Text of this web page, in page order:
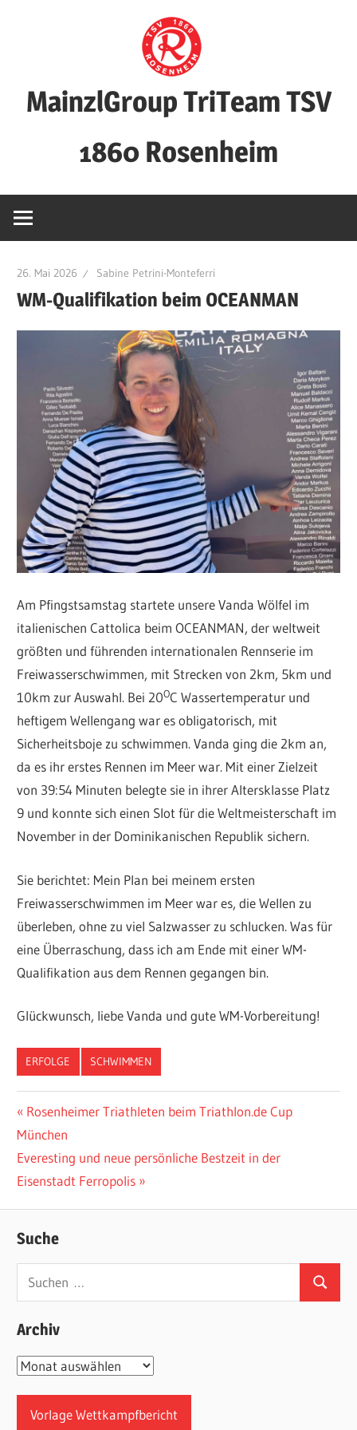
MainzlGroup TriTeam TSV
1860 Rosenheim
26. Mai 2026 Sabine Petrini-Monteferri
WM-Qualifikation beim OCEANMAN
Am Pfingstsamstag startete unsere Vanda Wölfel im
italienischen Cattolica beim OCEANMAN, der weltweit
größten und führenden internationalen Rennserie im
Freiwasserschwimmen, mit Strecken von 2km, 5km und
10km zur Auswahl. Bei 20OC Wassertemperatur und
heftigem Wellengang war es obligatorisch, mit
Sicherheitsboje zu schwimmen. Vanda ging die 2km an,
da es ihr erstes Rennen im Meer war. Mit einer Zielzeit
von 39:54 Minuten belegte sie in ihrer Altersklasse Platz
9 und konnte sich einen Slot für die Weltmeisterschaft im
November in der Dominikanischen Republik sichern.
Sie berichtet: Mein Plan bei meinem ersten
Freiwasserschwimmen im Meer war es, die Wellen zu
überleben, ohne zu viel Salzwasser zu schlucken. Was für
eine Überraschung, dass ich am Ende mit einer WM-
Qualifikation aus dem Rennen gegangen bin.
Glückwunsch, liebe Vanda und gute WM-Vorbereitung!
ERFOLGE SCHWIMMEN
Beitragsnavigation
Vorheriger
Beitrag:
Rosenheimer Triathleten beim Triathlon.de Cup
München
Nächster
Beitrag:
Everesting und neue persönliche Bestzeit in der
Eisenstadt Ferropolis
Suche
Suchen
nach:
Suchen
Archiv
Archiv
Vorlage Wettkampfbericht